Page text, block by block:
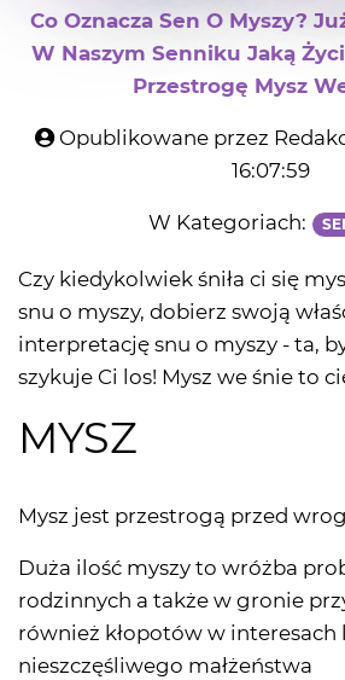
Co Oznacza Sen O Myszy?
W Naszym Senniku Jaką
Przestrogę Mysz
Opublikowane przez
16:07:59
W Kategoriach:
Czy kiedykolwiek śniła ci się
snu o myszy, dobierz swoją
interpretację snu o myszy - ta,
szykuje Ci los! Mysz we śnie to
MYSZ
Mysz jest przestrogą przed
Duża ilość myszy to wróżba
rodzinnych a także w gronie
również kłopotów w interesach
nieszczęśliwego małżeństwa